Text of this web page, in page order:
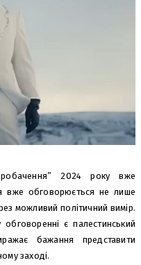
2024 року вже
вже обговорюється не лише
можливий політичний вимір.
є палестинський
бажання представити
заході.